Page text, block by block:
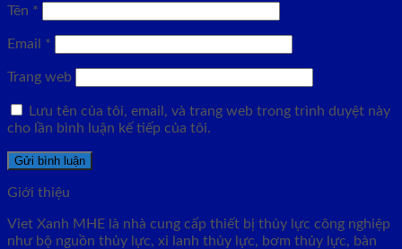
Tên *
Email *
Trang web
Lưu tên của tôi, email, và trang web trong trình duyệt này
cho lần bình luận kế tiếp của tôi.
Giới thiệu
Viet Xanh MHE là nhà cung cấp thiết bị thủy lực công nghiệp
như bộ nguồn thủy lực, xi lanh thủy lực, bơm thủy lực, bàn